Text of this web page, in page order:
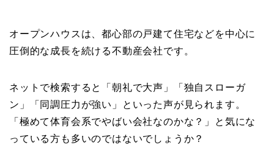
オープンハウスは、都心部の戸建て住宅などを中心に
圧倒的な成長を続ける不動産会社です。
ネットで検索すると「朝礼で大声」「独自スローガ
ン」「同調圧力が強い」といった声が見られます。
「極めて体育会系でやばい会社なのかな？」と気にな
っている方も多いのではないでしょうか？